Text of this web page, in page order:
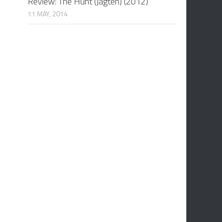
11 MAY, 2014